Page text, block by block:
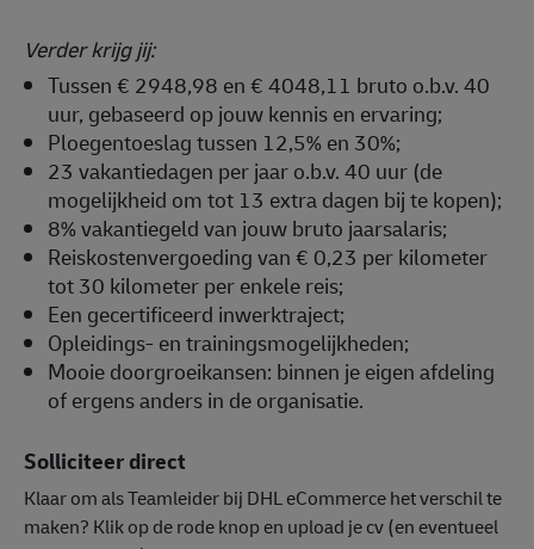
Verder krijg jij:
Tussen € 2948,98 en € 4048,11 bruto o.b.v. 40
uur, gebaseerd op jouw kennis en ervaring;
Ploegentoeslag tussen 12,5% en 30%;
23 vakantiedagen per jaar o.b.v. 40 uur (de
mogelijkheid om tot 13 extra dagen bij te kopen);
8% vakantiegeld van jouw bruto jaarsalaris;
Reiskostenvergoeding van € 0,23 per kilometer
tot 30 kilometer per enkele reis;
Een gecertificeerd inwerktraject;
Opleidings- en trainingsmogelijkheden;
Mooie doorgroeikansen: binnen je eigen afdeling
of ergens anders in de organisatie.
Solliciteer direct
Klaar om als Teamleider bij DHL eCommerce het verschil te
maken? Klik op de rode knop en upload je cv (en eventueel